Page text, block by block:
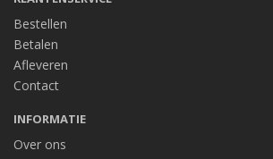
Bestellen
Betalen
Afleveren
Contact
INFORMATIE
Over ons